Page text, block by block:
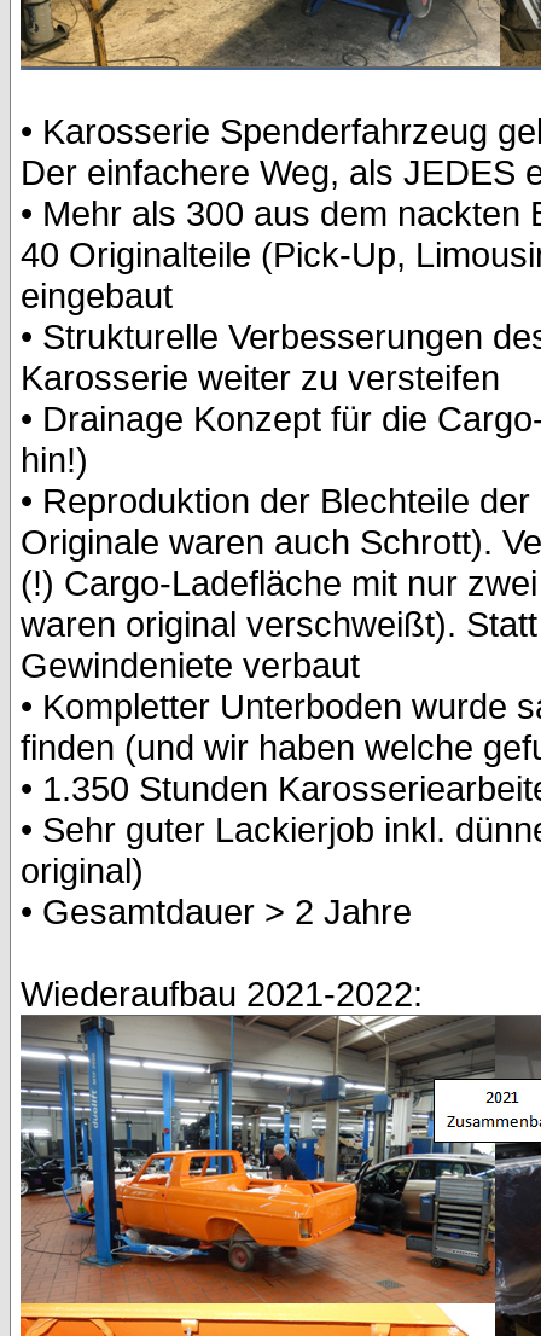
• Karosserie Spenderfahrzeug
Der einfachere Weg, als JEDES
• Mehr als 300 aus dem
40 Originalteile (Pick-Up,
eingebaut
• Strukturelle Verbesserungen
Karosserie weiter zu versteifen
• Drainage Konzept für die
hin!)
• Reproduktion der Blechteile
Originale waren auch Schrott).
(!) Cargo-Ladefläche mit nur
waren original verschweißt).
Gewindeniete verbaut
• Kompletter Unterboden wurde
finden (und wir haben welche
• 1.350 Stunden
• Sehr guter Lackierjob inkl.
original)
• Gesamtdauer > 2 Jahre
Wiederaufbau 2021-2022: